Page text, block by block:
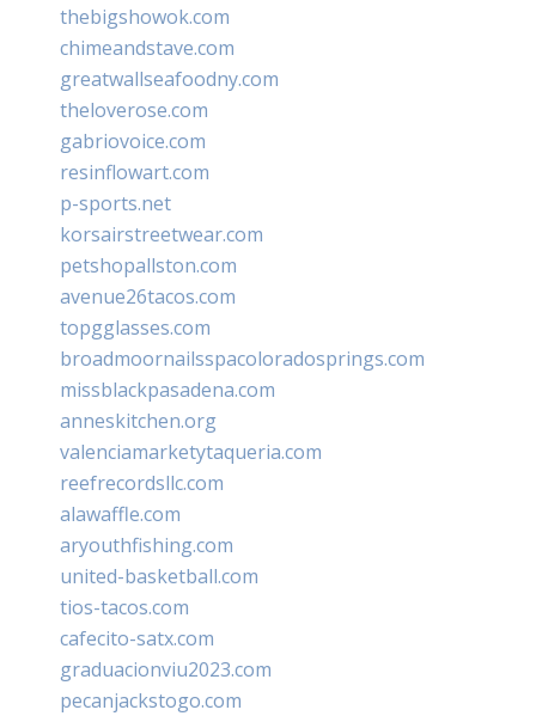
thebigshowok.com
chimeandstave.com
greatwallseafoodny.com
theloverose.com
gabriovoice.com
resinflowart.com
p-sports.net
korsairstreetwear.com
petshopallston.com
avenue26tacos.com
topgglasses.com
broadmoornailsspacoloradosprings.com
missblackpasadena.com
anneskitchen.org
valenciamarketytaqueria.com
reefrecordsllc.com
alawaffle.com
aryouthfishing.com
united-basketball.com
tios-tacos.com
cafecito-satx.com
graduacionviu2023.com
pecanjackstogo.com